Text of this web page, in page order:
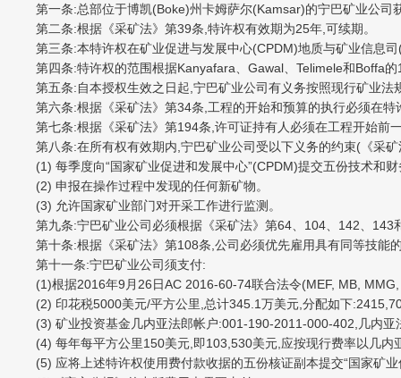
第一条:总部位于博凯(Boke)州卡姆萨尔(Kamsar)的宁巴矿业公司
第二条:根据《采矿法》第39条,特许权有效期为25年,可续期。
第三条:本特许权在矿业促进与发展中心(CPDM)地质与矿业信息
第四条:特许权的范围根据Kanyafara、Gawal、Telimele和Boffa
第五条:自本授权生效之日起,宁巴矿业公司有义务按照现行矿业法
第六条:根据《采矿法》第34条,工程的开始和预算的执行必须在
第七条:根据《采矿法》第194条,许可证持有人必须在工程开始前
第八条:在所有权有效期内,宁巴矿业公司受以下义务的约束(《采
(1) 每季度向“国家矿业促进和发展中心”(CPDM)提交五份技术和
(2) 申报在操作过程中发现的任何新矿物。
(3) 允许国家矿业部门对开采工作进行监测。
第九条:宁巴矿业公司必须根据《采矿法》第64、104、142、
第十条:根据《采矿法》第108条,公司必须优先雇用具有同等技能
第十一条:宁巴矿业公司须支付:
(1)根据2016年9月26日AC 2016-60-74联合法令(MEF, MB,
(2) 印花税5000美元/平方公里,总计345.1万美元,分配如下
(3) 矿业投资基金几内亚法郎帐户:001-190-2011-000-402,几内亚
(4) 每年每平方公里150美元,即103,530美元,应按现行费率以几内
(5) 应将上述特许权使用费付款收据的五份核证副本提交“国家矿